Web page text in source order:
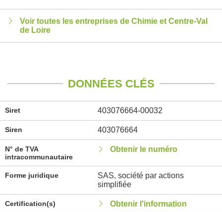
Voir toutes les entreprises de Chimie et Centre-Val
de Loire
DONNÉES CLÉS
Siret 403076664-00032
Siren 403076664
N° de TVA
intracommunautaire
Obtenir le numéro
Forme juridique
SAS, société par actions
simplifiée
Certification(s) Obtenir l'information